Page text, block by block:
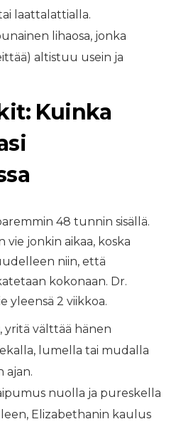
laattalattialla.
lihaosa, jonka
altistuu usein ja
Kuinka
48 tunnin sisällä.
jonkin aikaa, koska
niin, että
kokonaan. Dr.
yleensä 2 viikkoa.
yritä välttää hänen
lumella tai mudalla
ajan.
nuolla ja pureskella
Elizabethanin kaulus